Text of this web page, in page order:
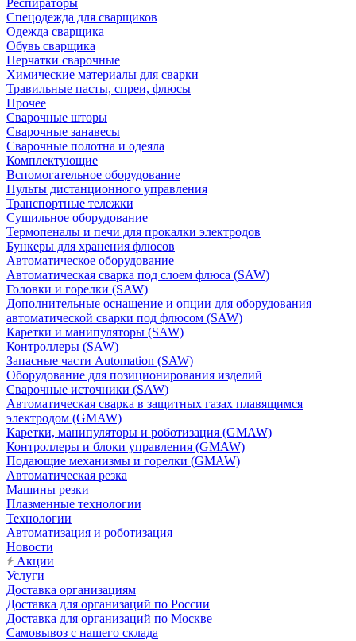
Респираторы
Спецодежда для сварщиков
Одежда сварщика
Обувь сварщика
Перчатки сварочные
Химические материалы для сварки
Травильные пасты, спреи, флюсы
Прочее
Сварочные шторы
Сварочные занавесы
Сварочные полотна и одеяла
Комплектующие
Вспомогательное оборудование
Пульты дистанционного управления
Транспортные тележки
Сушильное оборудование
Термопеналы и печи для прокалки электродов
Бункеры для хранения флюсов
Автоматическое оборудование
Автоматическая сварка под слоем флюса (SAW)
Головки и горелки (SAW)
Дополнительные оснащение и опции для оборудования
автоматической сварки под флюсом (SAW)
Каретки и манипуляторы (SAW)
Контроллеры (SAW)
Запасные части Automation (SAW)
Оборудование для позиционирования изделий
Сварочные источники (SAW)
Автоматическая сварка в защитных газах плавящимся
электродом (GMAW)
Каретки, манипуляторы и роботизация (GMAW)
Контроллеры и блоки управления (GMAW)
Подающие механизмы и горелки (GMAW)
Автоматическая резка
Машины резки
Плазменные технологии
Технологии
Автоматизация и роботизация
Новости
Акции
Услуги
Доставка организациям
Доставка для организаций по России
Доставка для организаций по Москве
Самовывоз с нашего склада